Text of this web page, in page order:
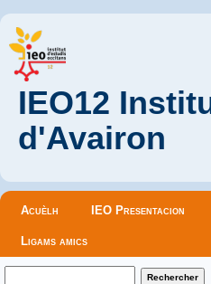
IEO12
d'Avairon
Menu principal
Acuèlh IEO Presentacion
Ligams amics
Formulaire de recherche